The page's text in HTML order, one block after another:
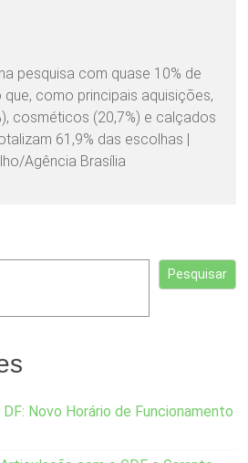
pesquisa com quase 10% de
como principais aquisições,
cosméticos (20,7%) e calçados
61,9% das escolhas |
Agência Brasília
Pesquisar
Novo Horário de Funcionamento